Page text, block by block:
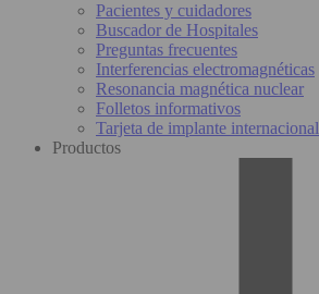
Pacientes y cuidadores
Buscador de Hospitales
Preguntas frecuentes
Interferencias electromagnéticas
Resonancia magnética nuclear
Folletos informativos
Tarjeta de implante internacional
Productos